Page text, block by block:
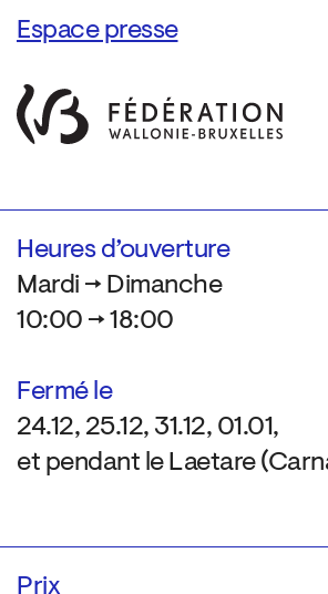
Espace presse
Heures d’ouverture
Mardi → Dimanche
10:00 → 18:00
Fermé le
24.12, 25.12, 31.12, 01.01,
et pendant le Laetare
Prix